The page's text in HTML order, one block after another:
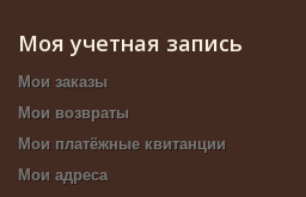
Моя учетная запись
Мои заказы
Мои возвраты
Мои платёжные квитанции
Мои адреса